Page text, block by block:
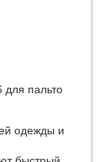
для пальто
одежды и